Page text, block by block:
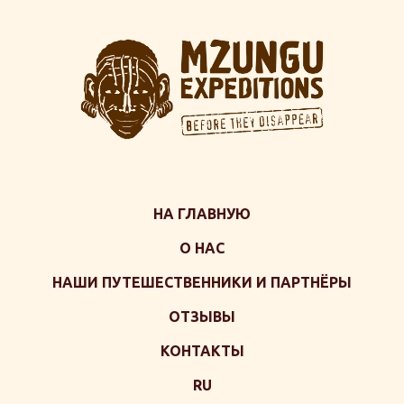
НА ГЛАВНУЮ
О НАС
НАШИ ПУТЕШЕСТВЕННИКИ И ПАРТНЁРЫ
ОТЗЫВЫ
КОНТАКТЫ
RU